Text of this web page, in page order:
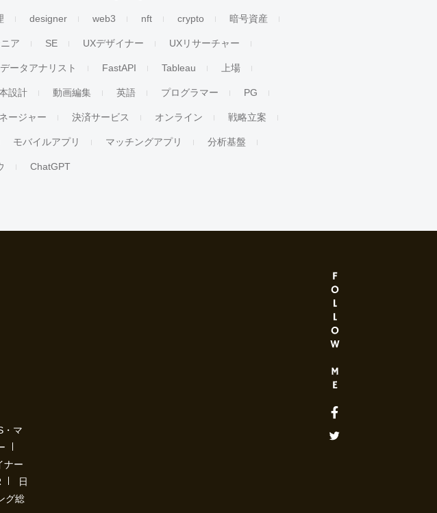
designer web3 nft crypto 暗号資産
ア SE UXデザイナー UXリサーチャー
データアナリスト FastAPI Tableau 上場
設計 動画編集 英語 プログラマー PG
ージャー 決済サービス オンライン 戦略立案
モバイルアプリ マッチングアプリ 分析基盤
ChatGPT
・マ
ナー
日
グ総